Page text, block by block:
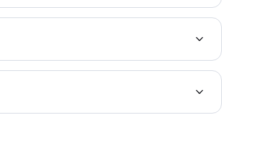
Alcohol, Glyceryl Stearate, Orbignya Oleifera
Snail Secretion Filtrate, Gold, Palmitoyl
Parfum (Fragrance),
Aurantium Peel Oil, Pogostemon Cablin Oil